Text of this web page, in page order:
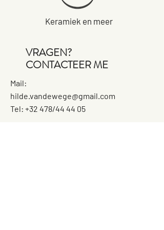
Keramiek en meer
VRAGEN?
CONTACTEER ME
Mail:
hilde.vandewege@gmail.com
Tel: +32 478/44 44 05